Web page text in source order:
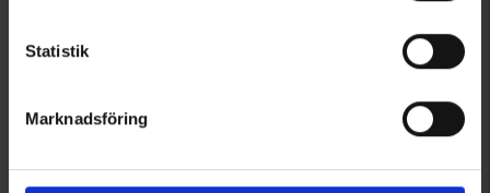
Statistik
Marknadsföring